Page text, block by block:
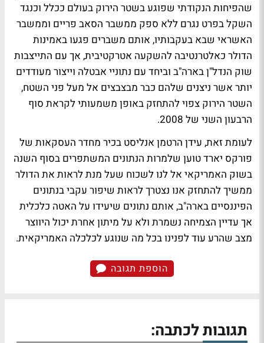
שהפיחות הנקודתי שפוגע בשטר הירוק בעולם ככלל וכנגד
השקל בפרט נגרם ללא ספק ממשבר הסאב פריים וממשבר
האשראי שבא בעקבותיו, אותם משברים פגעו באמינות
הדולר כאלטרנטיבה להשקעה אטרקטיבית, אך עם התייצבות
שוק הנדל"ן בארה"ב וביחד עם נתוניי אבטלה וייצור מעודדים
יותר אשר ניצנים שלהם כבר מבצבצים אל מעל פני השטח,
השטר הירוק צפוי להתחזק באופן משמעותי לקראת סוף
הרבעון השני של 2008.
לעומת זאת, עידן הרטמן אנליסט בכיר מחדר העסקאות של
פורקס יארד טוען שלמרות הנתונים המשתפרים בסוף השנה
בשוק האמריקאי אל לנו לשכוח שעל מנת לראות את הדולר
ממשיך להתחזק אנו נצטרך לראות שיפור עקבי בנתונים
הפיננסיים בארה"ב, אותם נתונים שיעידו על האטה כלכלית
אך עדיין הצמיחה נשמרת ולא על מיתון אחרת יכול היווצר
מצב שהרע עוד לפנינו בכל מה שנוגע לכלכלה האמריקאית.
הוספת תגובה
תגובות לכתבה: